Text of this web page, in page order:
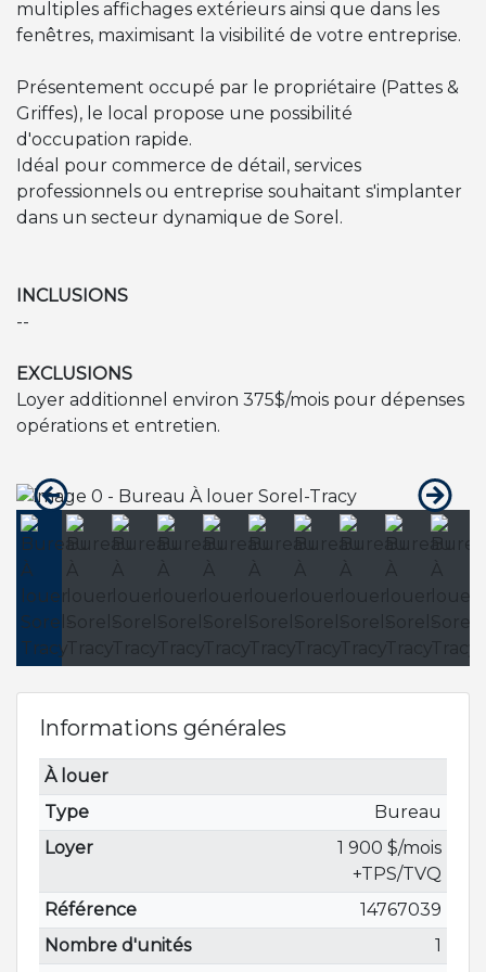
multiples affichages extérieurs ainsi que dans les
fenêtres, maximisant la visibilité de votre entreprise.
Présentement occupé par le propriétaire (Pattes &
Griffes), le local propose une possibilité
d'occupation rapide.
Idéal pour commerce de détail, services
professionnels ou entreprise souhaitant s'implanter
dans un secteur dynamique de Sorel.
INCLUSIONS
--
EXCLUSIONS
Loyer additionnel environ 375$/mois pour dépenses
opérations et entretien.
Informations générales
À louer
Type
Bureau
Loyer
1 900 $/mois
+TPS/TVQ
Référence
14767039
Nombre d'unités
1